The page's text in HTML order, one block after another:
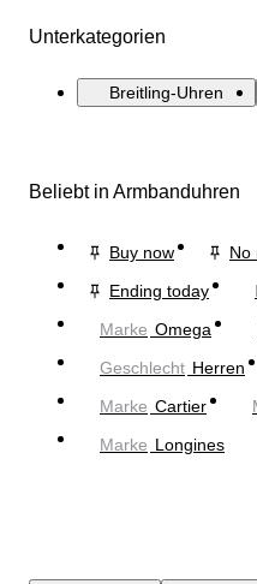
Unterkategorien
Breitling-Uhren
Beliebt in Armbanduhren
Buy now
No
Ending today
Marke Omega
Geschlecht Herren
Marke Cartier
Marke Longines